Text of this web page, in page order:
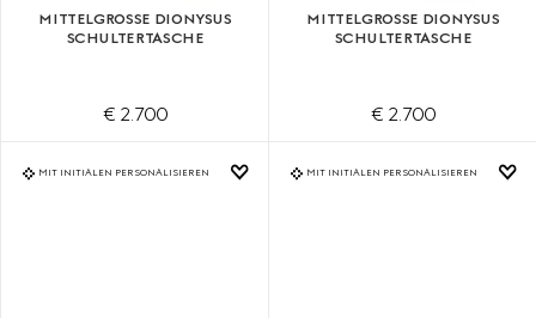
MITTELGROSSE DIONYSUS S
CHULTERTASCHE
€ 2.700
MITTELGROSSE DIONYSUS S
CHULTERTASCHE
€ 2.700
MIT INITIALEN PERSONALISIEREN MIT INITIALEN PERSONALISIEREN